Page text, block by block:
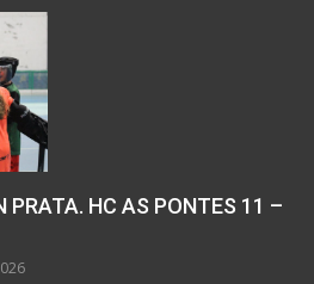
PRATA. HC AS PONTES 11 –